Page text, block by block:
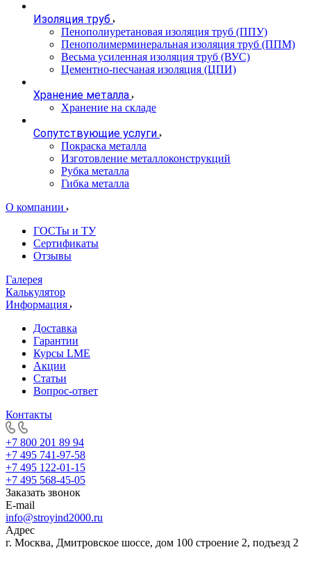
Изоляция труб
Пенополиуретановая изоляция труб (ППУ)
Пенополимерминеральная изоляция труб (ППМ)
Весьма усиленная изоляция труб (ВУС)
Цементно-песчаная изоляция (ЦПИ)
Хранение металла
Хранение на складе
Сопутствующие услуги
Покраска металла
Изготовление металлоконструкций
Рубка металла
Гибка металла
О компании
ГОСТы и ТУ
Сертификаты
Отзывы
Галерея
Калькулятор
Информация
Доставка
Гарантии
Курсы LME
Акции
Статьи
Вопрос-ответ
Контакты
+7 800 201 89 94
+7 495 741-97-58
+7 495 122-01-15
+7 495 568-45-05
Заказать звонок
E-mail
info@stroyind2000.ru
Адрес
г. Москва, Дмитровское шоссе, дом 100 строение 2, подъезд 2